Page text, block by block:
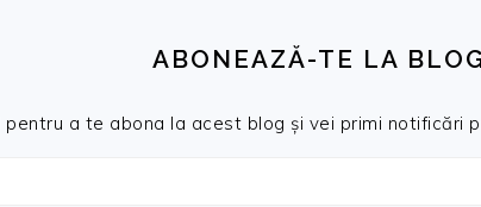
ABONEAZĂ-TE LA
a te abona la acest blog și vei primi notificări